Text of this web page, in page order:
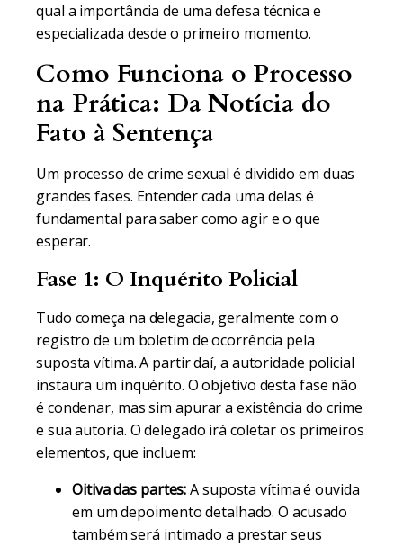
qual a importância de uma defesa técnica e
especializada desde o primeiro momento.
Como Funciona o Processo
na Prática: Da Notícia do
Fato à Sentença
Um processo de crime sexual é dividido em duas
grandes fases. Entender cada uma delas é
fundamental para saber como agir e o que
esperar.
Fase 1: O Inquérito Policial
Tudo começa na delegacia, geralmente com o
registro de um boletim de ocorrência pela
suposta vítima. A partir daí, a autoridade policial
instaura um inquérito. O objetivo desta fase não
é condenar, mas sim apurar a existência do crime
e sua autoria. O delegado irá coletar os primeiros
elementos, que incluem:
Oitiva das partes:A suposta vítima é ouvida
em um depoimento detalhado. O acusado
também será intimado a prestar seus